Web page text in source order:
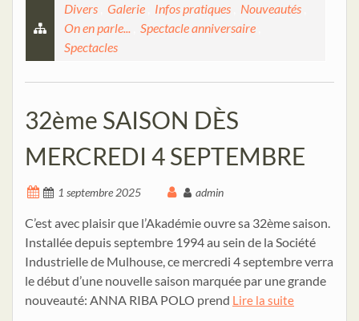
Divers Galerie Infos pratiques Nouveautés
On en parle...
Spectacle anniversaire
Spectacles
32ème SAISON DÈS
MERCREDI 4 SEPTEMBRE
1 septembre 2025 admin
C’est avec plaisir que l’Akadémie ouvre sa 32ème saison.
Installée depuis septembre 1994 au sein de la Société
Industrielle de Mulhouse, ce mercredi 4 septembre verra
le début d’une nouvelle saison marquée par une grande
nouveauté: ANNA RIBA POLO prend Lire la suite